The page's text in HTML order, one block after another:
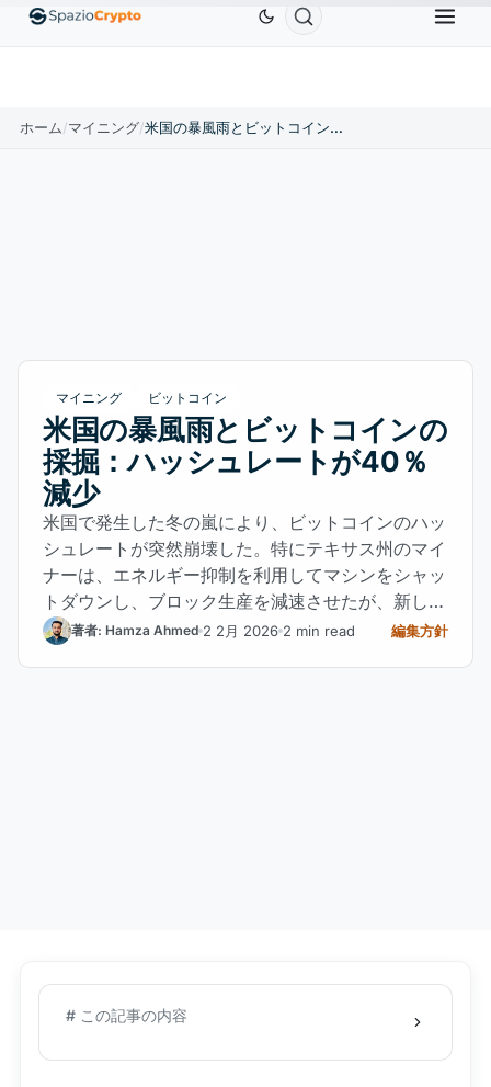
EthereumETH$1,880.58 USDT $0.9991 BNB
ホーム/マイニング/ 米国の暴風雨とビットコインの採掘：ハッシュレートが40％減少
マイニング ビットコイン
米国の暴風雨とビットコインの
採掘：ハッシュレートが40％
減少
米国で発生した冬の嵐により、ビットコインのハッ
シュレートが突然崩壊した。特にテキサス州のマイ
ナーは、エネルギー抑制を利用してマシンをシャッ
トダウンし、ブロック生産を減速させたが、新しい
柔軟なビジネスモデルを確認した。
著者: Hamza Ahmed 2 2月 2026 2 min read 編集方針
# この記事の内容